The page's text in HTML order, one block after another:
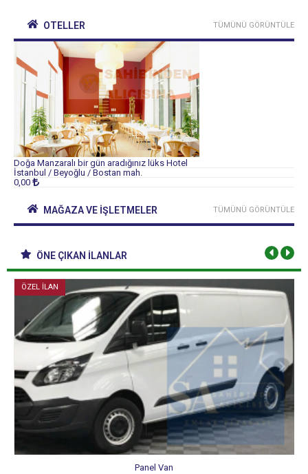
OTELLER TÜMÜNÜ GÖRÜNTÜLE
Doğa Manzaralı bir gün aradığınız lüks Hotel
İstanbul / Beyoğlu / Bostan mah.
0,00
MAĞAZA VE İŞLETMELER TÜMÜNÜ GÖRÜNTÜLE
ÖNE ÇIKAN İLANLAR
ÖZEL İLAN
Panel Van